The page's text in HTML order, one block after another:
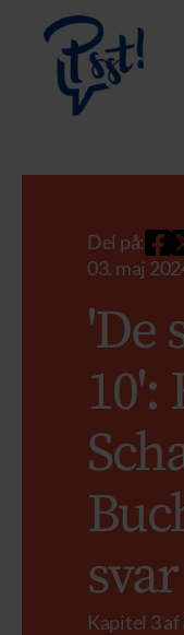
03. maj
Del på:
'De
10':
svar
Kapitel 3